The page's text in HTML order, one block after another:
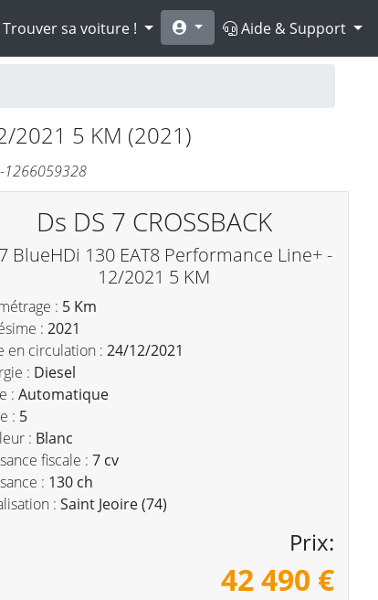
Trouver sa voiture ! Aide & Support
2021 5 KM (2021)
1266059328
Ds DS 7 CROSSBACK
BlueHDi 130 EAT8 Performance Line+ -
12/2021 5 KM
: 5 Km
: 2021
en circulation : 24/12/2021
: Diesel
: Automatique
: 5
: Blanc
fiscale : 7 cv
: 130 ch
: Saint Jeoire (74)
Prix:
42 490 €